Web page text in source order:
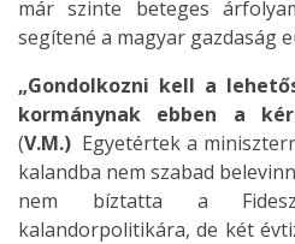
már szinte beteges
segítené a magyar gazdaság
„Gondolkozni kell a
kormánynak ebben a
(V.M.) Egyetértek a
kalandba nem szabad
nem bíztatta a
kalandorpolitikára, de két